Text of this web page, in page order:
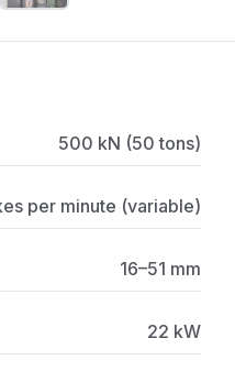
500 kN (50 tons)
per minute (variable)
16–51 mm
22 kW